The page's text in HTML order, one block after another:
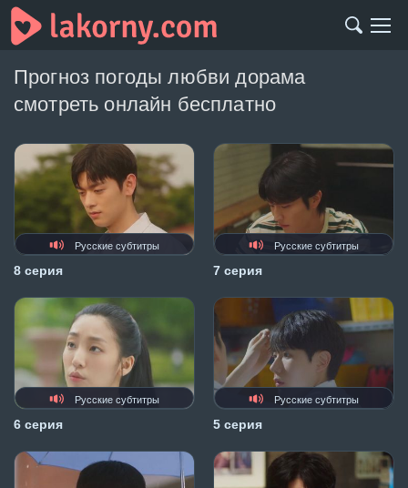
Прогноз погоды любви дорама
смотреть онлайн бесплатно
Русские субтитры
8 серия
Русские субтитры
7 серия
Русские субтитры
6 серия
Русские субтитры
5 серия